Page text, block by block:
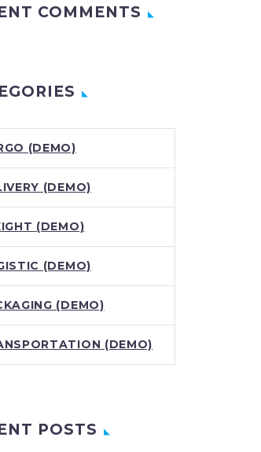
COMMENTS
(DEMO)
(DEMO)
(DEMO)
(DEMO)
(DEMO)
(DEMO)
POSTS